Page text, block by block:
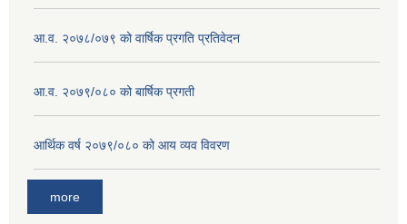
आ.व. २०७८/०७९ को वार्षिक प्रगति प्रतिवेदन
आ.व. २०७९/०८० को बार्षिक प्रगती
आर्थिक वर्ष २०७९/०८० को आय व्यव विवरण
more